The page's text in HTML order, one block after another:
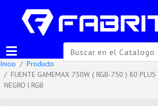
Inicio
Producto
FUENTE GAMEMAX 750W ( RGB-750 ) 80 PLUS
NEGRO | RGB